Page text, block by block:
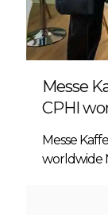
Messe
CPHI
Messe
worldwide